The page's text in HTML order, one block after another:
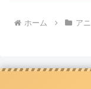
ホーム ア